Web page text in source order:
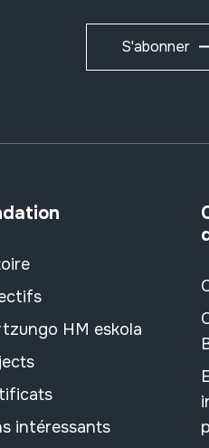
S'abonner
HM eskola
intéressants